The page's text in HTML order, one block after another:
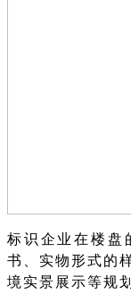
标识企业在楼盘
书、实物形式的
境实景展示等规